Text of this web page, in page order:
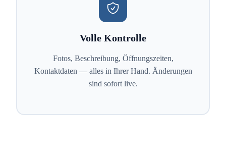
Volle Kontrolle
Fotos, Beschreibung, Öffnungszeiten,
Kontaktdaten — alles in Ihrer Hand. Änderungen
sind sofort live.